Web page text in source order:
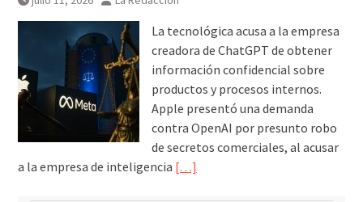
La tecnológica acusa a la empresa
creadora de ChatGPT de obtener
información confidencial sobre
productos y procesos internos.
Apple presentó una demanda
contra OpenAI por presunto robo
de secretos comerciales, al acusar
a la empresa de inteligencia […]